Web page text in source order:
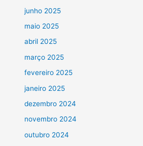
junho 2025
maio 2025
abril 2025
março 2025
fevereiro 2025
janeiro 2025
dezembro 2024
novembro 2024
outubro 2024